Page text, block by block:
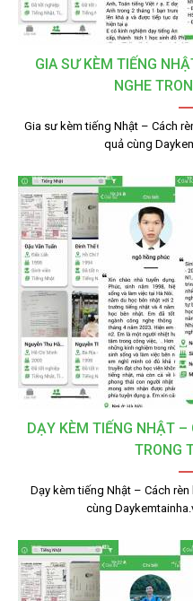
GIA SƯ KÈM TIẾNG
NGHE
Gia sư kèm tiếng Nhật – Cách
quả cùng
DẠY KÈM TIẾNG NHẬT
TRONG
Dạy kèm tiếng Nhật – Cách
cùng